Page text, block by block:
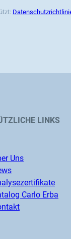
LINKS
Uns
Carlo Erba